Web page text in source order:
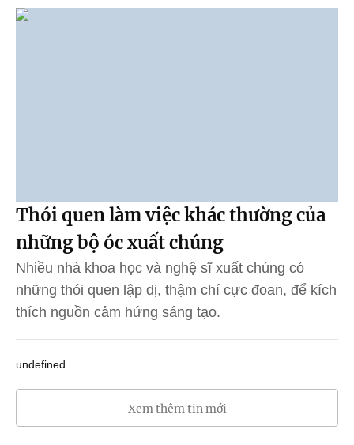
Thói quen làm việc khác thường của
những bộ óc xuất chúng
Nhiều nhà khoa học và nghệ sĩ xuất chúng có
những thói quen lập dị, thậm chí cực đoan, để kích
thích nguồn cảm hứng sáng tạo.
undefined
Xem thêm tin mới